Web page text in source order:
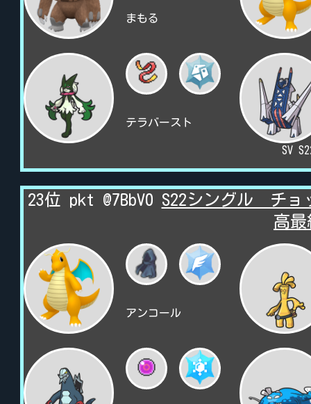
まもる
テラバースト
SV
23位 pkt @7BbV0 S22シングル チ
高最
アンコール